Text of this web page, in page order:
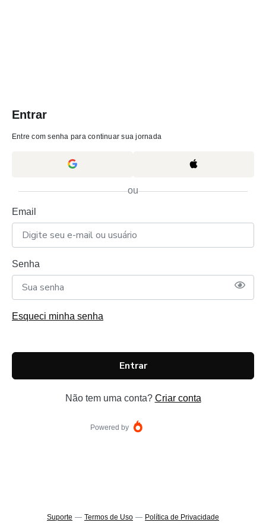
Entrar
Entre com senha para continuar sua jornada
ou
Email
Senha
Esqueci minha senha
Entrar
Não tem uma conta? Criar conta
Powered by
Suporte — Termos de Uso — Política de Privacidade